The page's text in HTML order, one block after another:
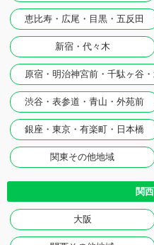
恵比寿・広尾・目黒・五反田
新宿・代々木
原宿・明治神宮前・千駄ヶ谷
渋谷・表参道・青山・外苑前
銀座・東京・有楽町・日本橋
関東その他地域
関
大阪